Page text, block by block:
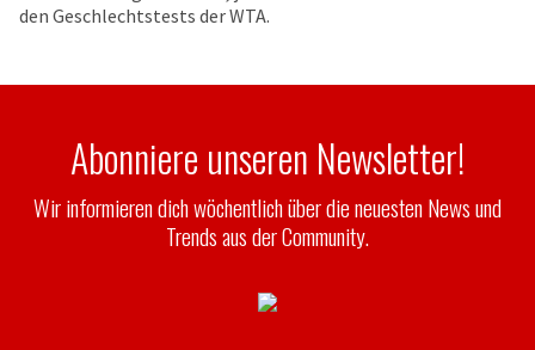
den Geschlechtstests der WTA.
Abonniere unseren Newsletter!
Wir informieren dich wöchentlich über die neuesten News und
Trends aus der Community.